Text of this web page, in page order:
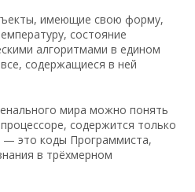
имеющие свою форму,
состояние
алгоритмами в едином
содержащиеся в ней
мира можно понять
содержится только
это коды Программиста,
в трёхмерном